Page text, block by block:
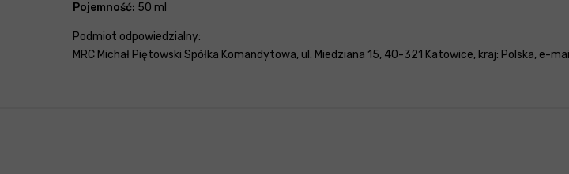
Pojemność: 50 ml
Podmiot odpowiedzialny:
MRC Michał Piętowski Spółka Komandytowa, ul. Miedziana 15, 40-321 Katowice, kraj: Polska, e-